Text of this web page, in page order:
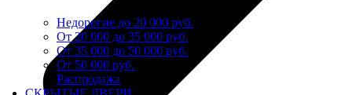
Недорогие до 20 000 руб.
От 20 000 до 35 000 руб.
От 35 000 до 50 000 руб.
От 50 000 руб.
Распродажа